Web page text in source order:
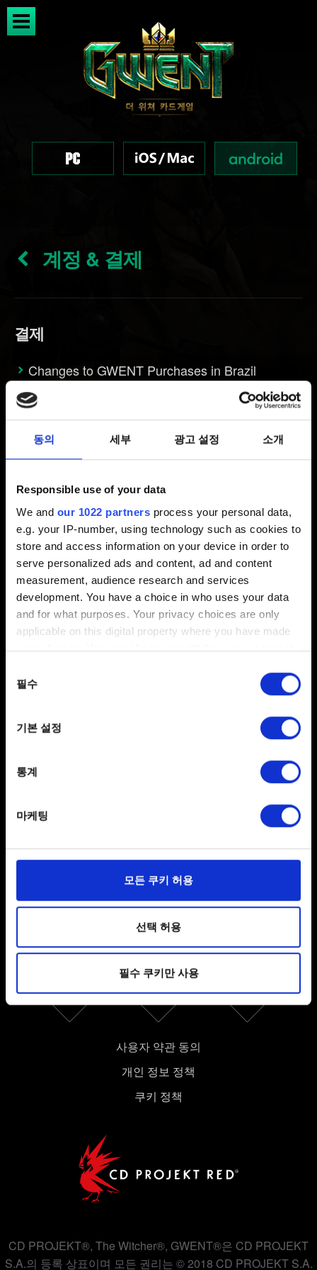
동의 세부 광고 설정 소개
Responsible use of your data
We and our 1022 partners process your personal data,
e.g. your IP-number, using technology such as cookies to
store and access information on your device in order to
serve personalized ads and content, ad and content
measurement, audience research and services
development. You have a choice in who uses your data
and for what purposes. Your privacy choices are only
applicable on this digital property where you have made
your choices. You can change or withdraw your consent
the Privacy trigger icon.
Collect information about your geographical
Identify your device by actively scanning it for
Find out more about how your personal data is processed
일부 쿠키는 웹 사이트를 정상적으로 이용하기 위해
관련 기술적 피드백을 제공하여 사용자의 웹사이트 이용
환경을 개선하기 위해 사용됩니다. 예를 들어, 소셜
파악하기 위해 쿠키의 일부를 저희 파트너와 공유할 수도
있습니다. 물론, 이처럼 선택적으로 쿠키를 사용할
경우에는 사용자의 동의를 구할 것입니다.
"Settings" 메뉴에서 확인할 수 있습니다.
선택
필수
기본 설정
통계
마케팅
모든 쿠키 허용
선택 허용
필수 쿠키만 사용
계정 & 결제
결제
Changes to GWENT Purchases in Brazil
[Brazil] I'm getting Error Code 11 when trying to
make a purchase on Steam / I'm unable to
purchase in-game content
요금은 청구됐는데 구매한 아이템은 받지
Real money transactions suspended in Russia
and Belarus until further notice
계정
사용자 이름을 변경하려면 어떻게 해야 하나요?
표시
오류 / 친구 초대: 보상
한국어
SNS 접속
사용자 약관 동의
개인 정보 정책
쿠키 정책
CD PROJEKT®, The Witcher®, GWENT®은 CD PROJEKT
S.A.의 등록 상표이며 모든 권리는 © 2018 CD PROJEKT S.A.